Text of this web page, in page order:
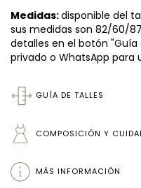
Medidas:disponible del
sus medidas son 82/60/
detalles en el botón
privado o WhatsApp para
GUÍA DE TALLES
COMPOSICIÓN Y
MÁS INFORMACIÓN